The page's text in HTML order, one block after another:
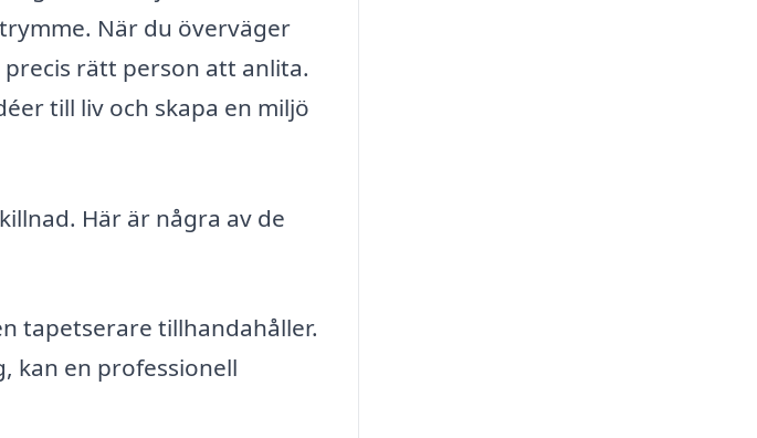
När du överväger
rätt person att anlita.
till liv och skapa en miljö
Här är några av de
tapetserare tillhandahåller.
kan en professionell